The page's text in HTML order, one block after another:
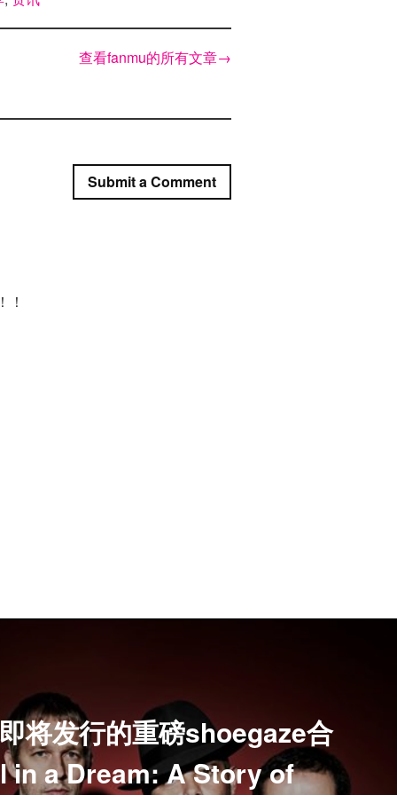
查看fanmu的所有文章→
Submit a Comment
！
将发行的重磅shoegaze合
in a Dream: A Story of